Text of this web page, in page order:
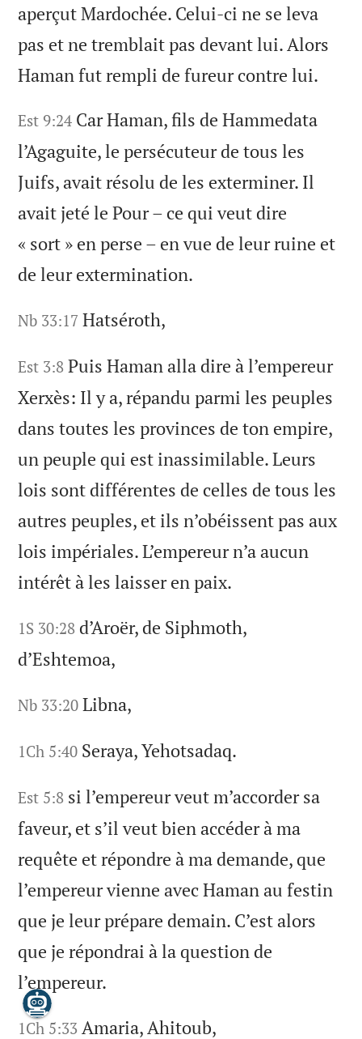
aperçut Mardochée. Celui-ci ne se leva
pas et ne tremblait pas devant lui. Alors
Haman fut rempli de fureur contre lui.
Est 9:24 Car Haman, fils de Hammedata
l’Agaguite, le persécuteur de tous les
Juifs, avait résolu de les exterminer. Il
avait jeté le Pour – ce qui veut dire
« sort » en perse – en vue de leur ruine et
de leur extermination.
Nb 33:17 Hatséroth,
Est 3:8 Puis Haman alla dire à l’empereur
Xerxès: Il y a, répandu parmi les peuples
dans toutes les provinces de ton empire,
un peuple qui est inassimilable. Leurs
lois sont différentes de celles de tous les
autres peuples, et ils n’obéissent pas aux
lois impériales. L’empereur n’a aucun
intérêt à les laisser en paix.
1S 30:28 d’Aroër, de Siphmoth,
d’Eshtemoa,
Nb 33:20 Libna,
1Ch 5:40 Seraya, Yehotsadaq.
Est 5:8 si l’empereur veut m’accorder sa
faveur, et s’il veut bien accéder à ma
requête et répondre à ma demande, que
l’empereur vienne avec Haman au festin
que je leur prépare demain. C’est alors
que je répondrai à la question de
l’empereur.
1Ch 5:33 Amaria, Ahitoub,